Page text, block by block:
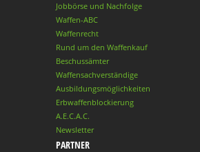
Jobbörse und Nachfolge
Waffen-ABC
Waffenrecht
Rund um den Waffenkauf
Beschussämter
Waffensachverständige
Ausbildungsmöglichkeiten
Erbwaffenblockierung
A.E.C.A.C.
Newsletter
PARTNER